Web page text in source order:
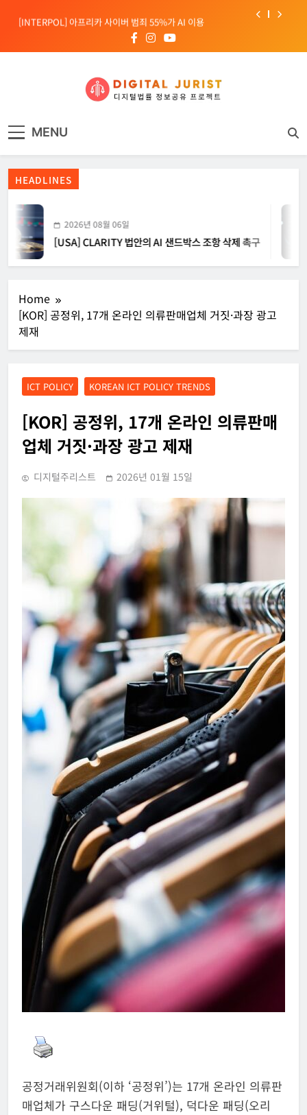
[INTERPOL] 아프리카 사이버 범죄 55%가 AI 이용
[소청백의 노동&사람] 삼성SDS 노동조합 설립을 바라보며
[USA] CLARITY 법안의 AI 샌드박스 조항 삭제 촉구
[INTERPOL] 아프리카 사이버 범죄 55%가 AI 이용
[소청백의 노동&사람] 삼성SDS 노동조합 설립을 바라보며
MENU
HEADLINES
2026년 08월 06일
[USA] CLARITY 법안의 AI 샌드박스 조항 삭제 촉구
Home
[KOR] 공정위, 17개 온라인 의류판매업체 거짓·과장 광고
제재
ICT POLICY KOREAN ICT POLICY TRENDS
[KOR] 공정위, 17개 온라인 의류판매
업체 거짓·과장 광고 제재
디지털주리스트 2026년 01월 15일
공정거래위원회(이하 ‘공정위’)는 17개 온라인 의류판
매업체가 구스다운 패딩(거위털), 덕다운 패딩(오리